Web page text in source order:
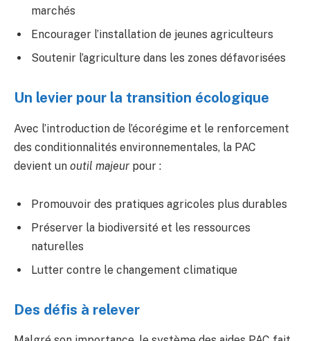
marchés
Encourager l’installation de jeunes agriculteurs
Soutenir l’agriculture dans les zones défavorisées
Un levier pour la transition écologique
Avec l’introduction de l’écorégime et le renforcement
des conditionnalités environnementales, la PAC
devient un outil majeur pour :
Promouvoir des pratiques agricoles plus durables
Préserver la biodiversité et les ressources
naturelles
Lutter contre le changement climatique
Des défis à relever